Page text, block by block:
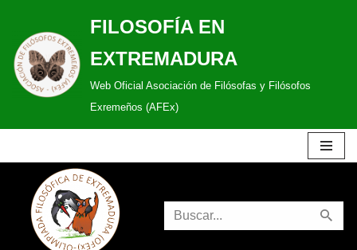
Saltar
al
contenido
FILOSOFÍA EN
EXTREMADURA
Web Oficial Asociación de Filósofas y Filósofos
Exremeños (AFEx)